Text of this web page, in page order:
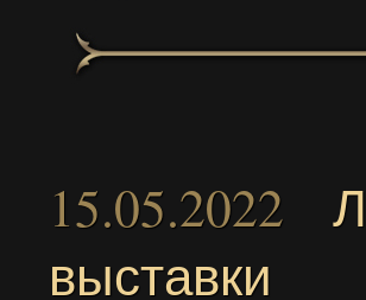
15.05.2022
выставки